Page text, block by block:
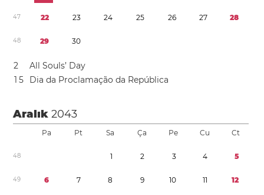
47 22 23 24 25 26 27 28
48 29 30
2
All Souls’ Day
1 5 Dia da Proclamação da República
Aralık2043
Pa Pt Sa Ça Pe Cu Ct
48 1 2 3 4 5
49 6 7 8 9 10 11 12